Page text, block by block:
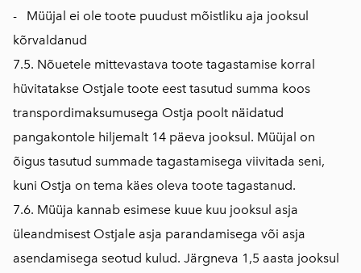
- Müüjal ei ole toote puudust mõistliku aja jooksul
kõrvaldanud
7.5. Nõuetele mittevastava toote tagastamise korral
hüvitatakse Ostjale toote eest tasutud summa koos
transpordimaksumusega Ostja poolt näidatud
pangakontole hiljemalt 14 päeva jooksul. Müüjal on
õigus tasutud summade tagastamisega viivitada seni,
kuni Ostja on tema käes oleva toote tagastanud.
7.6. Müüja kannab esimese kuue kuu jooksul asja
üleandmisest Ostjale asja parandamisega või asja
asendamisega seotud kulud. Järgneva 1,5 aasta jooksul